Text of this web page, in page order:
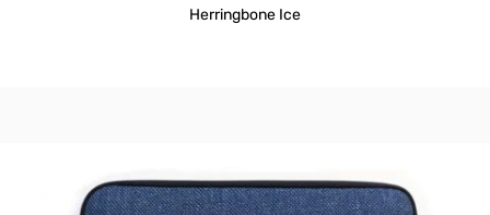
Herringbone Ice